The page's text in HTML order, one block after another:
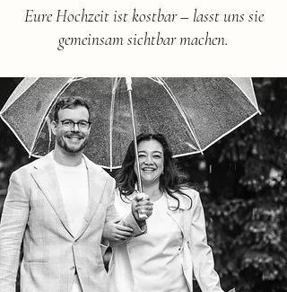
Eure Hochzeit ist kostbar – lasst uns sie
gemeinsam sichtbar machen.